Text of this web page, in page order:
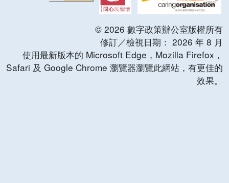
© 2026 數字政策辦公室版權所有
修訂／檢視日期： 2026 年 8 月
使用最新版本的 Microsoft Edge，Mozilla Firefox，
Safari 及 Google Chrome 瀏覽器瀏覽此網站，有更佳的
效果。